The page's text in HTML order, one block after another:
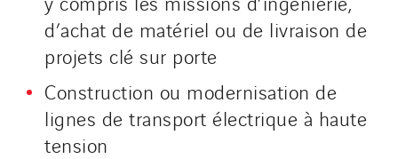
d’achat de matériel ou de livraison de
projets clé sur porte
Construction ou modernisation de
lignes de transport électrique à haute
tension